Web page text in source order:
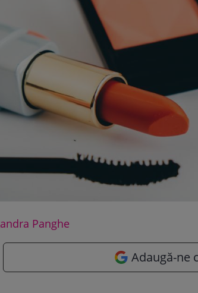
Panghe
Adaugă-ne